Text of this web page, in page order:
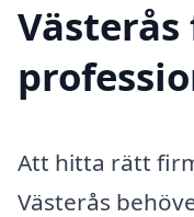
Västerås
Att hitta rätt
Västerås